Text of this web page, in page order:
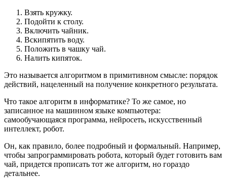
Взять кружку.
Подойти к столу.
Включить чайник.
Вскипятить воду.
Положить в чашку чай.
Налить кипяток.
Это называется алгоритмом в примитивном смысле: порядок
действий, нацеленный на получение конкретного результата.
Что такое алгоритм в информатике? То же самое, но
записанное на машинном языке компьютера:
самообучающаяся программа, нейросеть, искусственный
интеллект, робот.
Он, как правило, более подробный и формальный. Например,
чтобы запрограммировать робота, который будет готовить вам
чай, придется прописать тот же алгоритм, но гораздо
детальнее.